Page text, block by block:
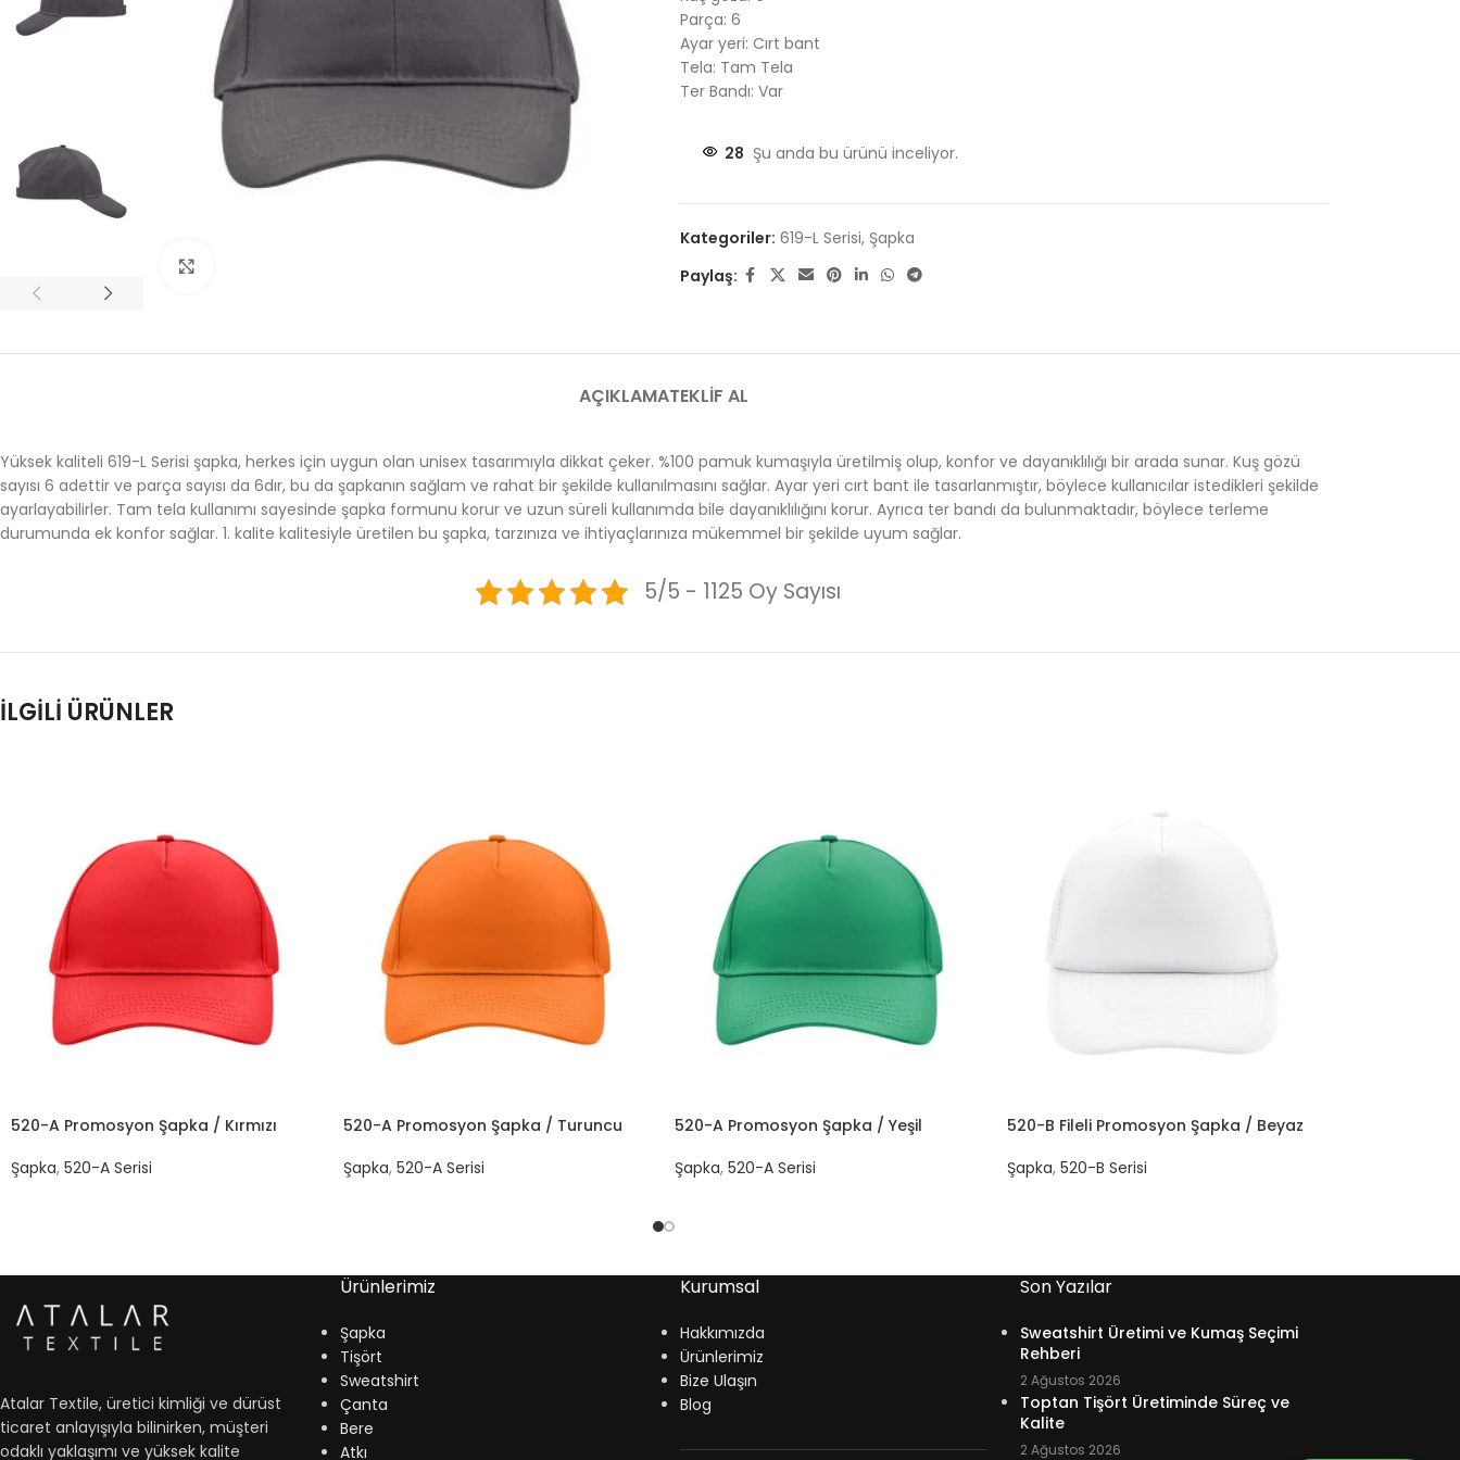
Parça: 6
Ayar yeri: Cırt bant
Tela: Tam Tela
Ter Bandı: Var
28 Şu anda bu ürünü inceliyor.
Kategoriler: 619-L Serisi, Şapka
Paylaş:
AÇIKLAMATEKLIF AL
Yüksek kaliteli 619-L Serisi şapka, herkes için uygun olan unisex tasarımıyla dikkat çeker. %100 pamuk kumaşıyla üretilmiş olup, konfor ve dayanıklılığı bir arada sunar. Kuş gözü
sayısı 6 adettir ve parça sayısı da 6dır, bu da şapkanın sağlam ve rahat bir şekilde kullanılmasını sağlar. Ayar yeri cırt bant ile tasarlanmıştır, böylece kullanıcılar istedikleri şekilde
ayarlayabilirler. Tam tela kullanımı sayesinde şapka formunu korur ve uzun süreli kullanımda bile dayanıklılığını korur. Ayrıca ter bandı da bulunmaktadır, böylece terleme
durumunda ek konfor sağlar. 1. kalite kalitesiyle üretilen bu şapka, tarzınıza ve ihtiyaçlarınıza mükemmel bir şekilde uyum sağlar.
5/5 - 1125 Oy Sayısı
İLGILI ÜRÜNLER
520-A Promosyon Şapka / Kırmızı
Şapka, 520-A Serisi
520-A Promosyon Şapka / Turuncu
Şapka, 520-A Serisi
520-A Promosyon Şapka / Yeşil
Şapka, 520-A Serisi
520-B Fileli Promosyon Şapka / Beyaz
Şapka, 520-B Serisi
Atalar Textile, üretici kimliği ve dürüst
ticaret anlayışıyla bilinirken, müşteri
odaklı yaklaşımı ve yüksek kalite
Ürünlerimiz
Şapka
Tişört
Sweatshirt
Çanta
Bere
Atkı
Kurumsal
Hakkımızda
Ürünlerimiz
Bize Ulaşın
Blog
Son Yazılar
Sweatshirt Üretimi ve Kumaş Seçimi
Rehberi
2 Ağustos 2026
Toptan Tişört Üretiminde Süreç ve
Kalite
2 Ağustos 2026